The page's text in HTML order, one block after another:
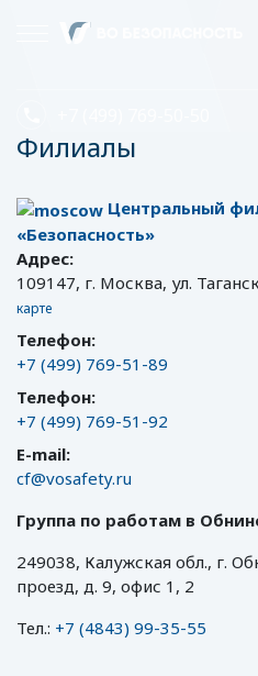
Филиалы
Центральный
«Безопасность»
Адрес:
109147, г. Москва, ул.
карте
Телефон:
+7 (499) 769-51-89
Телефон:
+7 (499) 769-51-92
E-mail:
cf@vosafety.ru
Группа по работам в
249038, Калужская обл., г.
проезд, д. 9, офис 1, 2
Тел.: +7 (4843) 99-35-55